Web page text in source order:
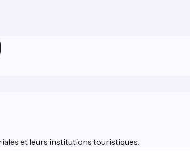
et leurs institutions touristiques.